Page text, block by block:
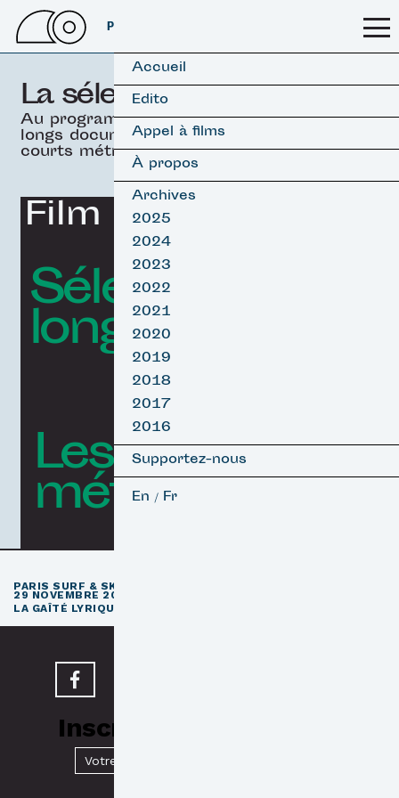
PSSFF 2026
Accueil
Edito
Appel à films
À propos
Archives
2025
2024
2023
2022
2021
2020
2019
2018
2017
2016
Supportez-nous
En / Fr
La sélection officielle
Au programme, 19 films
longs documentaires &
courts métrages.
Film d'ouverture
Sélection
longs Surf
Les courts
métrages
PARIS SURF & SKATEBOARD FILM FESTIVAL
29 NOVEMBRE 2026
LA GAÎTÉ LYRIQUE · PARIS 3
Inscrivez-vous à notre